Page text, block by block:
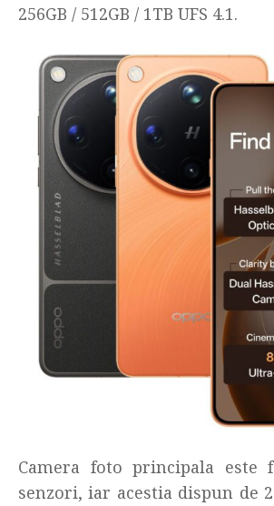
256GB / 512GB / 1TB UFS 4.1.
Camera foto principala este
senzori, iar acestia dispun de